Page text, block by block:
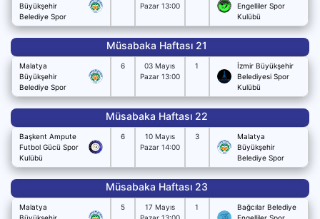
Büyükşehir
Belediye Spor
Pazar 13:00
Engelliler Spor
Kulübü
Müsabaka Haftası 21
Malatya
Büyükşehir
Belediye Spor
6
03 Mayıs
Pazar 13:00
1
İzmir Büyükşehir
Belediyesi Spor
Kulübü
Müsabaka Haftası 22
Başkent Ampute
Futbol Gücü Spor
Kulübü
6
10 Mayıs
Pazar 14:00
3
Malatya
Büyükşehir
Belediye Spor
Müsabaka Haftası 23
Malatya
5
17 Mayıs
1
Bağcılar Belediye